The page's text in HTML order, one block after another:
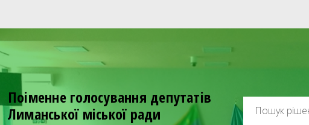
Поіменне голосування депутатів
Лиманської міської ради